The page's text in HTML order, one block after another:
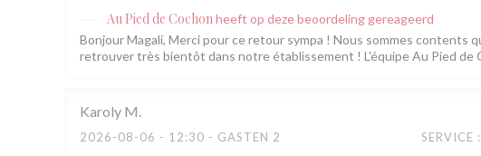
Au Pied de Cochonheeft op deze beoordeling gereageerd
Bonjour Magali, Merci pour ce retour sympa ! Nous sommes contents
retrouver très bientôt dans notre établissement ! L'équipe Au Pied de
Karoly M
2026-08-06 - 12:30 - GASTEN 2 SERVICE :